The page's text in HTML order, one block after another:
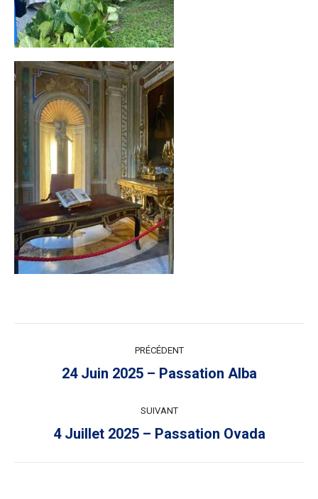
ARTICLE
PRÉCÉDENT
Article
:
24 Juin 2025 – Passation Alba
SUIVANT
Article
4 Juillet 2025 – Passation Ovada